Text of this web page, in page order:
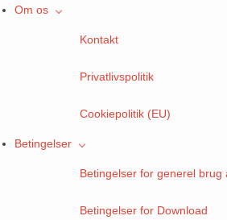
Om os
Kontakt
Privatlivspolitik
Cookiepolitik (EU)
Betingelser
Betingelser for generel brug
Betingelser for Download